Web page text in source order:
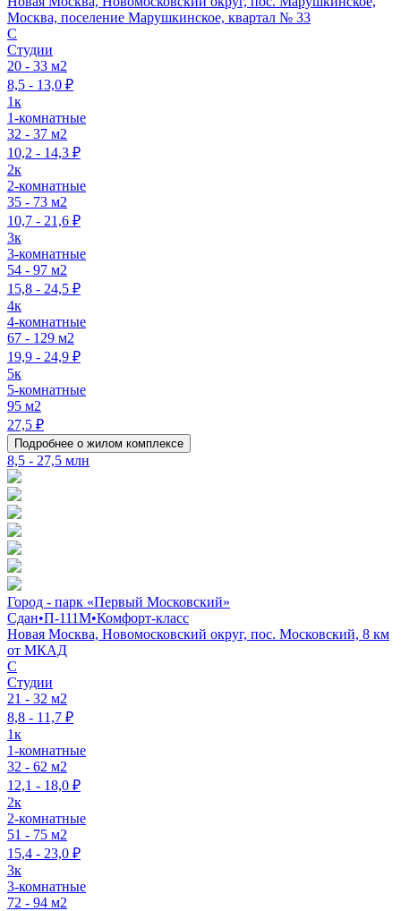
Москва, поселение Марушкинское, квартал № 33
C
Студии
20 - 33 м2
8,5 - 13,0 ₽
1к
1-комнатные
32 - 37 м2
10,2 - 14,3 ₽
2к
2-комнатные
35 - 73 м2
10,7 - 21,6 ₽
3к
3-комнатные
54 - 97 м2
15,8 - 24,5 ₽
4к
4-комнатные
67 - 129 м2
19,9 - 24,9 ₽
5к
5-комнатные
95 м2
27,5 ₽
Подробнее о жилом комплексе
8,5 - 27,5 млн
Город - парк «Первый Московский»
Сдан•П-111М•Комфорт-класс
Новая Москва, Новомосковский округ, пос. Московский, 8 км
от МКАД
C
Студии
21 - 32 м2
8,8 - 11,7 ₽
1к
1-комнатные
32 - 62 м2
12,1 - 18,0 ₽
2к
2-комнатные
51 - 75 м2
15,4 - 23,0 ₽
3к
3-комнатные
72 - 94 м2